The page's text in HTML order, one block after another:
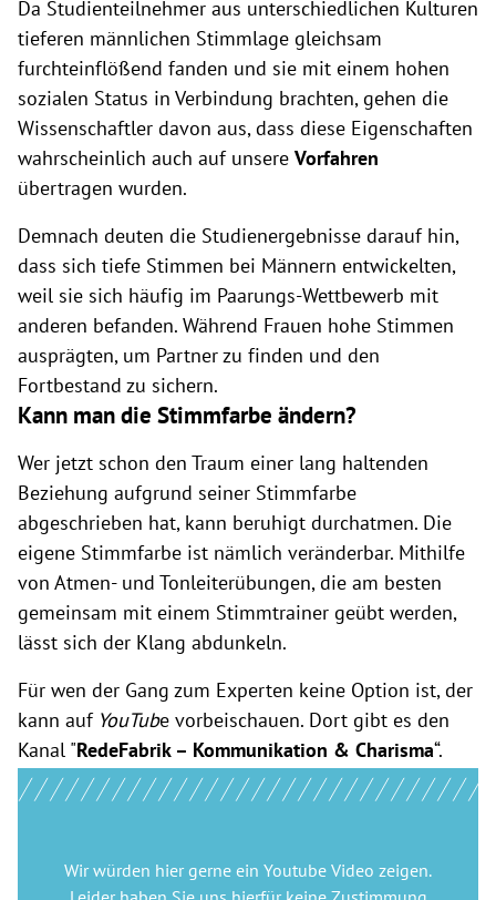
Da Studienteilnehmer aus unterschiedlichen Kulturen
tieferen männlichen Stimmlage gleichsam
furchteinflößend fanden und sie mit einem hohen
sozialen Status in Verbindung brachten, gehen die
Wissenschaftler davon aus, dass diese Eigenschaften
wahrscheinlich auch auf unsere Vorfahren
übertragen wurden.
Demnach deuten die Studienergebnisse darauf hin,
dass sich tiefe Stimmen bei Männern entwickelten,
weil sie sich häufig im Paarungs-Wettbewerb mit
anderen befanden. Während Frauen hohe Stimmen
ausprägten, um Partner zu finden und den
Fortbestand zu sichern.
Kann man die Stimmfarbe ändern?
Wer jetzt schon den Traum einer lang haltenden
Beziehung aufgrund seiner Stimmfarbe
abgeschrieben hat, kann beruhigt durchatmen. Die
eigene Stimmfarbe ist nämlich veränderbar. Mithilfe
von Atmen- und Tonleiterübungen, die am besten
gemeinsam mit einem Stimmtrainer geübt werden,
lässt sich der Klang abdunkeln.
Für wen der Gang zum Experten keine Option ist, der
kann aufYouTube vorbeischauen. Dort gibt es den
Kanal "RedeFabrik – Kommunikation & Charisma“.
Wir würden hier gerne ein Youtube Video zeigen.